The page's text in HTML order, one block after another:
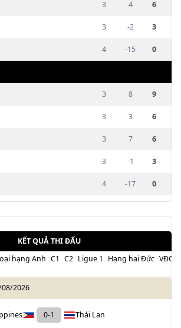
3 4 6
3 -2 3
4 -15 0
3 8 9
3 3 6
3 7 6
3 -1 3
4 -17 0
KẾT QUẢ THI ĐẤU
hạng Anh C1 C2 Ligue 1 Hạng hai Đức
2026
0-1 Thái Lan